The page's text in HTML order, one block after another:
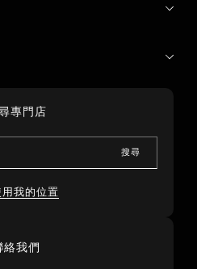
專門店
搜尋
用我的位置
絡我們